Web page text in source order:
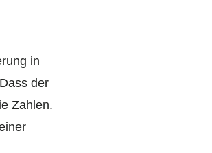
in
der
Zahlen.